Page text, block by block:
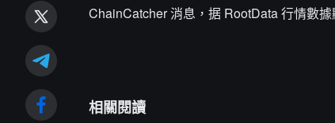
ChainCatcher 消息，据 RootData 行情數
相關閱讀